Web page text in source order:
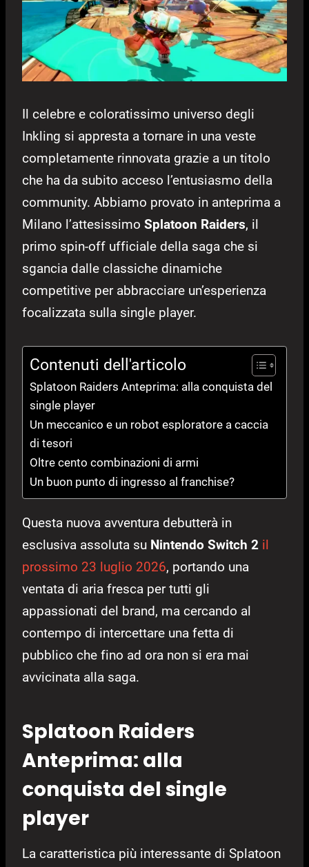
Il celebre e coloratissimo universo degli
Inkling si appresta a tornare in una veste
completamente rinnovata grazie a un titolo
che ha da subito acceso l’entusiasmo della
community. Abbiamo provato in anteprima a
Milano l’attesissimo Splatoon Raiders, il
primo spin-off ufficiale della saga che si
sgancia dalle classiche dinamiche
competitive per abbracciare un’esperienza
focalizzata sulla single player.
Contenuti dell'articolo
Splatoon Raiders Anteprima: alla conquista del
single player
Un meccanico e un robot esploratore a caccia
di tesori
Oltre cento combinazioni di armi
Un buon punto di ingresso al franchise?
Questa nuova avventura debutterà in
esclusiva assoluta su Nintendo Switch 2 il
prossimo 23 luglio 2026, portando una
ventata di aria fresca per tutti gli
appassionati del brand, ma cercando al
contempo di intercettare una fetta di
pubblico che fino ad ora non si era mai
avvicinata alla saga.
Splatoon Raiders
Anteprima: alla
conquista del single
player
La caratteristica più interessante di Splatoon